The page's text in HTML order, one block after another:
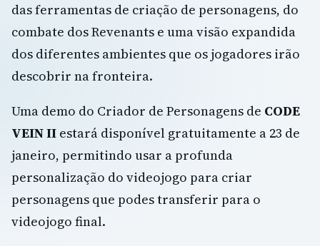
das ferramentas de criação de personagens, do
combate dos Revenants e uma visão expandida
dos diferentes ambientes que os jogadores irão
descobrir na fronteira.
Uma demo do Criador de Personagens de CODE
VEIN II estará disponível gratuitamente a 23 de
janeiro, permitindo usar a profunda
personalização do videojogo para criar
personagens que podes transferir para o
videojogo final.